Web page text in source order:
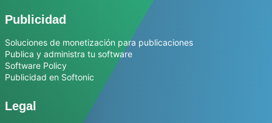
Publicidad
Soluciones de monetización para publicaciones
Publica y administra tu software
Software Policy
Publicidad en Softonic
Legal